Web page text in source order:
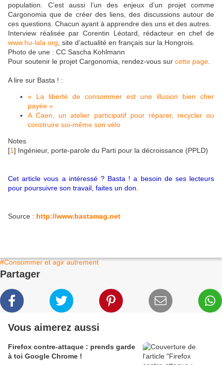
population. C’est aussi l’un des enjeux d’un projet comme
Cargonomia que de créer des liens, des discussions autour de
ces questions. Chacun ayant à apprendre des uns et des autres.
Interview réalisée par Corentin Léotard, rédacteur en chef de
www.hu-lala.org , site d’actualité en français sur la Hongrois.
Photo de une : CC Sascha Kohlmann
Pour soutenir le projet Cargonomia, rendez-vous sur cette page
A lire sur Basta ! :
« La liberté de consommer est une illusion bien cher
payée »
A Caen, un atelier participatif pour réparer, recycler ou
construire soi-même son vélo
Notes
[1] Ingénieur, porte-parole du Parti pour la décroissance (PPLD)
Cet article vous a intéressé ? Basta ! a besoin de ses lecteurs
pour poursuivre son travail, faites un don.
Source : http://www.bastamag.net
#Consommer et agir autrement
Partager
Vous aimerez aussi
Firefox contre-attaque : prends garde
à toi Google Chrome !